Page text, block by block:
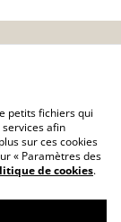
petits fichiers qui
afin
sur ces cookies
« Paramètres des
de cookies.